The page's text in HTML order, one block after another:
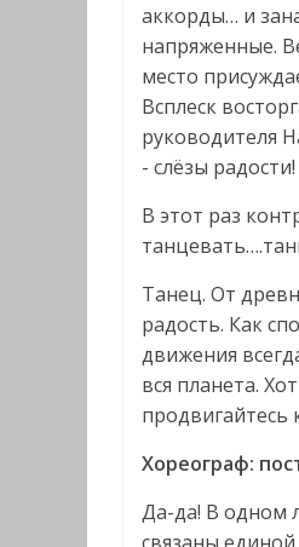
аккорды… и
напряженные.
место
Всплеск
руководителя
- слёзы радости!
В этот раз
Танец. От
радость. Как
движения
вся планета.
продвигайтесь
Хореограф:
Да-да! В одном